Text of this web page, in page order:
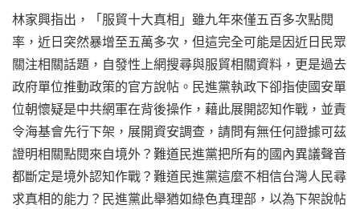
林家興指出，「服貿十大真相」雖九年來僅五百多次點閱
率，近日突然暴增至五萬多次，但這完全可能是因近日民眾
關注相關話題，自發性上網搜尋與服貿相關資料，更是過去
政府單位推動政策的官方說帖。民進黨執政下卻指使國安單
位朝懷疑是中共網軍在背後操作，藉此展開認知作戰，並責
令海基會先行下架，展開資安調查，請問有無任何證據可茲
證明相關點閱來自境外？難道民進黨把所有的國內異議聲音
都斷定是境外認知作戰？難道民進黨這麼不相信台灣人民尋
求真相的能力？民進黨此舉猶如綠色真理部，以為下架說帖